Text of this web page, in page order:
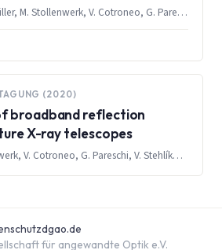
T. Döhring, J. Stadtmüller, M. Stollenwerk, V. Cotroneo, G. Pareschi, E. Gibertini, L. Magagnin
TAGUNG (2020)
broadband reflection
X-ray telescopes
T. Döhring, M. Stollenwerk, V. Cotroneo, G. Pareschi, V. Stehlíková, V. Burwitz, E. Gibertini, L. Magagnin
für angewandte Optik e.V.
dgao.de